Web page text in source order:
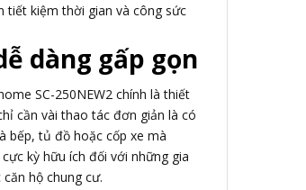
tiết kiệm thời gian và công sức
dàng gấp gọn
SC-250NEW2 chính là thiết
cần vài thao tác đơn giản là có
bếp, tủ đồ hoặc cốp xe mà
kỳ hữu ích đối với những gia
hộ chung cư.